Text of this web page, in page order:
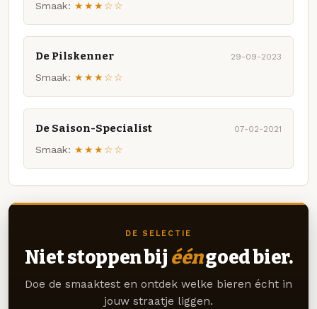
Smaak: ★★★☆☆
De Pilskenner 29-09-2023
Smaak: ★★★☆☆
De Saison-Specialist 07-02-2021
Smaak: ★★★☆☆
DE SELECTIE
Niet stoppen bij ééngoed bier.
Doe de smaaktest en ontdek welke bieren écht in
jouw straatje liggen.